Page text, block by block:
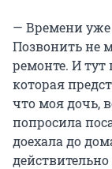
— Времени уже
Позвонить не
ремонте. И
которая
что моя дочь,
попросила
доехала до